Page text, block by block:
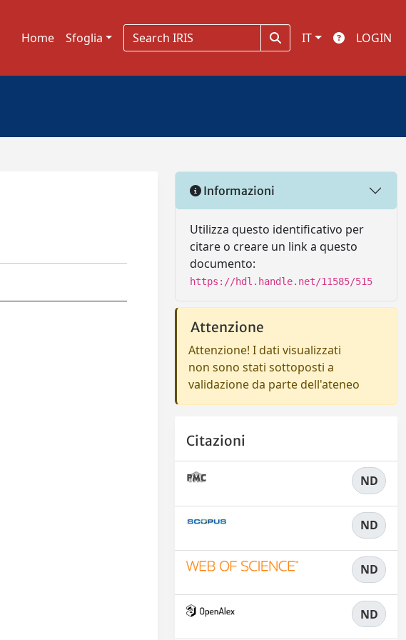
Home Sfoglia IT LOGIN
Informazioni
Utilizza questo identificativo per
citare o creare un link a questo
documento:
https://hdl.handle.net/11585/515
Attenzione
Attenzione! I dati visualizzati
non sono stati sottoposti a
validazione da parte dell'ateneo
Citazioni
ND
ND
ND
ND